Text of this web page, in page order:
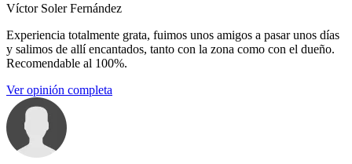
Víctor Soler Fernández
Experiencia totalmente grata, fuimos unos amigos a pasar unos días
y salimos de allí encantados, tanto con la zona como con el dueño.
Recomendable al 100%.
Ver opinión completa